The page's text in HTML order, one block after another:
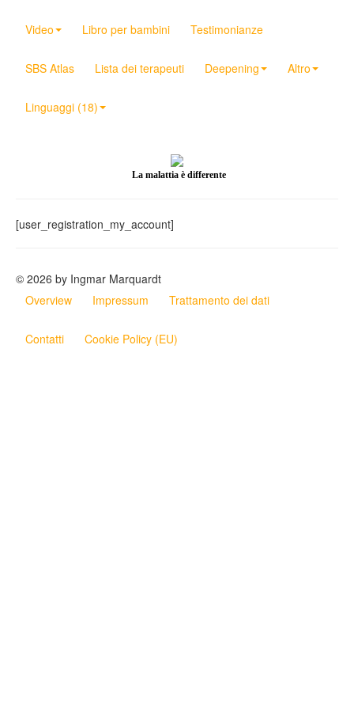
Video Libro per bambini Testimonianze
SBS Atlas Lista dei terapeuti Deepening Altro
Linguaggi (18)
La malattia è differente
[user_registration_my_account]
© 2026 by Ingmar Marquardt
Overview
Impressum Trattamento dei dati
Contatti Cookie Policy (EU)